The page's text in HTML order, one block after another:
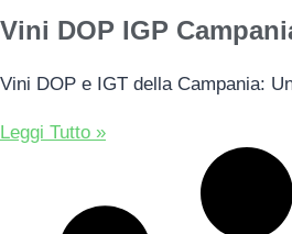
Vini DOP IGP
Vini DOP e IGT della Campania:
Leggi Tutto »